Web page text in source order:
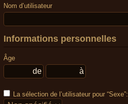
Nom d’utilisateur
Informations personnelles
Âge
La sélection de l’utilisateur pour “Sexe”: